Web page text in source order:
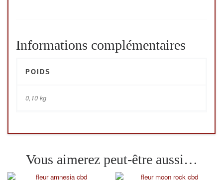
Informations complémentaires
POIDS
0,10 kg
Vous aimerez peut-être aussi…